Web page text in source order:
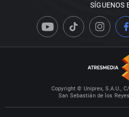
SÍGUENOS
Copyright © Uniprex, S.A.U.,
San Sebastián de los